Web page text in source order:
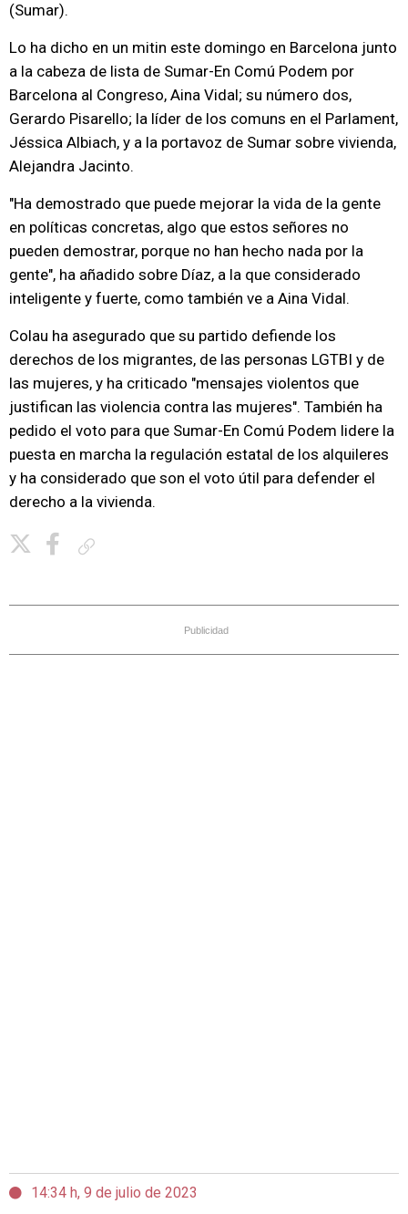
(Sumar).
Lo ha dicho en un mitin este domingo en Barcelona junto
a la cabeza de lista de Sumar-En Comú Podem por
Barcelona al Congreso, Aina Vidal; su número dos,
Gerardo Pisarello; la líder de los comuns en el Parlament,
Jéssica Albiach, y a la portavoz de Sumar sobre vivienda,
Alejandra Jacinto.
"Ha demostrado que puede mejorar la vida de la gente
en políticas concretas, algo que estos señores no
pueden demostrar, porque no han hecho nada por la
gente", ha añadido sobre Díaz, a la que considerado
inteligente y fuerte, como también ve a Aina Vidal.
Colau ha asegurado que su partido defiende los
derechos de los migrantes, de las personas LGTBI y de
las mujeres, y ha criticado "mensajes violentos que
justifican las violencia contra las mujeres". También ha
pedido el voto para que Sumar-En Comú Podem lidere la
puesta en marcha la regulación estatal de los alquileres
y ha considerado que son el voto útil para defender el
derecho a la vivienda.
Publicidad
14:34 h, 9 de julio de 2023